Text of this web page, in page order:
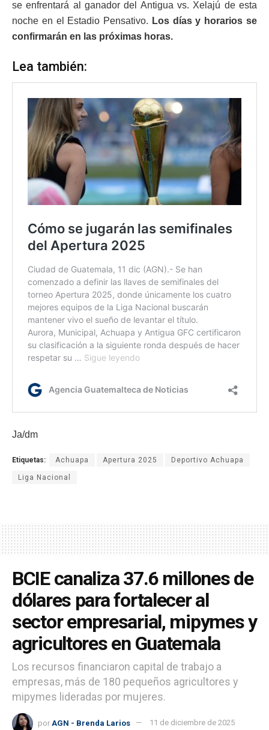
se enfrentará al ganador del Antigua vs. Xelajú de esta
noche en el Estadio Pensativo. Los días y horarios se
confirmarán en las próximas horas.
Lea también:
Ja/dm
Etiquetas: Achuapa Apertura 2025 Deportivo Achuapa
Liga Nacional
BCIE canaliza 37.6 millones de
dólares para fortalecer al
sector empresarial, mipymes y
agricultores en Guatemala
Los recursos financiaron capital de trabajo a
empresas, más de 180 pequeños agricultores y
mipymes lideradas por mujeres.
por AGN - Brenda Larios 11 de diciembre de 2025